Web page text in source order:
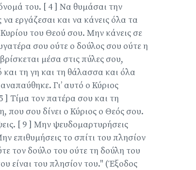
του. [ 4 ] Να θυμάσαι την
εργάζεσαι και να κάνεις όλα τα
του Θεού σου. Μην κάνεις σε
σου ούτε ο δούλος σου ούτε η
μέσα στις πύλες σου,
και τη γη και τη θάλασσα και όλα
Γι’ αυτό ο Κύριος
] Τίμα τον πατέρα σου και τη
που σου δίνει ο Κύριος ο Θεός σου.
[ 9 ] Μην ψευδομαρτυρήσεις
επιθυμήσεις το σπίτι του πλησίον
τον δούλο του ούτε τη δούλη του
είναι του πλησίον του." (Έξοδος